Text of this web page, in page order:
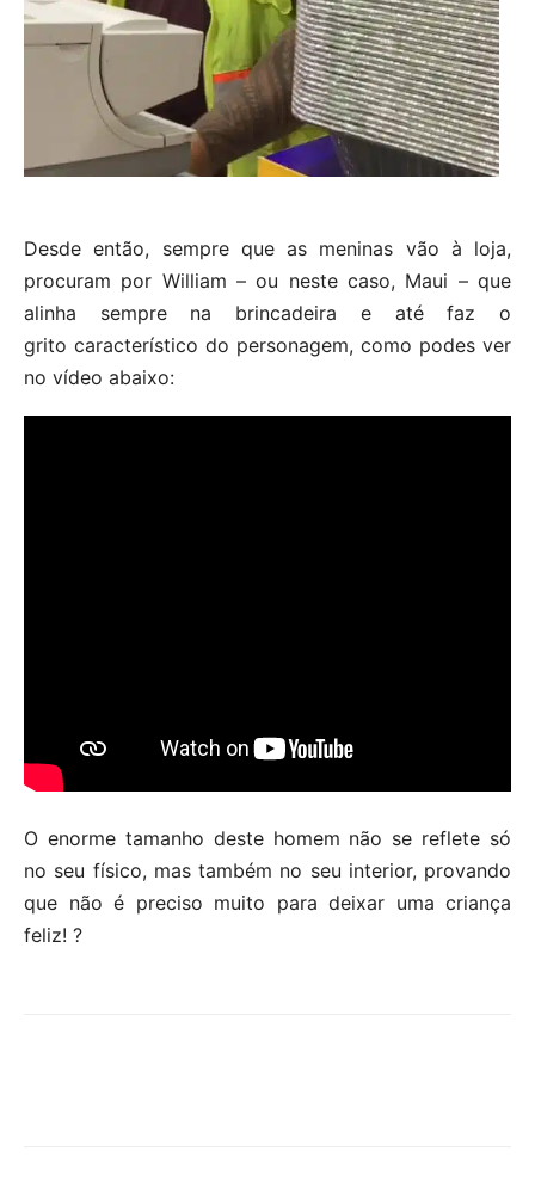
Desde então, sempre que as meninas vão à loja,
procuram por William – ou neste caso, Maui – que
alinha sempre na brincadeira e até faz o
grito característico do personagem, como podes ver
no vídeo abaixo:
O enorme tamanho deste homem não se reflete só
no seu físico, mas também no seu interior, provando
que não é preciso muito para deixar uma criança
feliz! ?